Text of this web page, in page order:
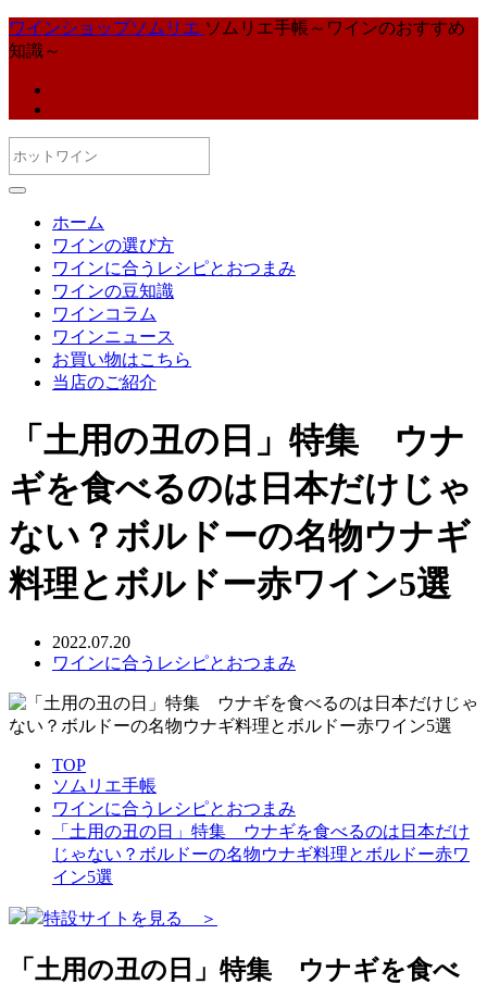
ワインショップソムリエ ソムリエ手帳～ワインのおすすめ
知識～
ホーム
ワインの選び方
ワインに合うレシピとおつまみ
ワインの豆知識
ワインコラム
ワインニュース
お買い物はこちら
当店のご紹介
「土用の丑の日」特集 ウナ
ギを食べるのは日本だけじゃ
ない？ボルドーの名物ウナギ
料理とボルドー赤ワイン5選
2022.07.20
ワインに合うレシピとおつまみ
TOP
ソムリエ手帳
ワインに合うレシピとおつまみ
「土用の丑の日」特集 ウナギを食べるのは日本だけ
じゃない？ボルドーの名物ウナギ料理とボルドー赤ワ
イン5選
特設サイトを見る ＞
「土用の丑の日」特集 ウナギを食べ